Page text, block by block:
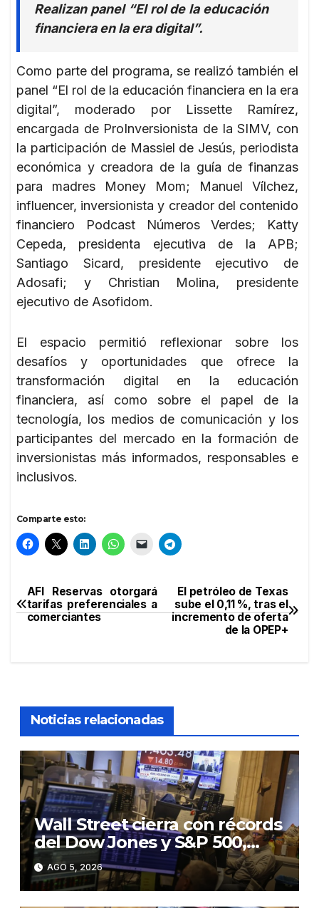
Realizan panel “El rol de la educación
financiera en la era digital”.
Como parte del programa, se realizó también el
panel “El rol de la educación financiera en la era
digital”, moderado por Lissette Ramírez,
encargada de ProInversionista de la SIMV, con
la participación de Massiel de Jesús, periodista
económica y creadora de la guía de finanzas
para madres Money Mom; Manuel Vílchez,
influencer, inversionista y creador del contenido
financiero Podcast Números Verdes; Katty
Cepeda, presidenta ejecutiva de la APB;
Santiago Sicard, presidente ejecutivo de
Adosafi; y Christian Molina, presidente
ejecutivo de Asofidom.
El espacio permitió reflexionar sobre los
desafíos y oportunidades que ofrece la
transformación digital en la educación
financiera, así como sobre el papel de la
tecnología, los medios de comunicación y los
participantes del mercado en la formación de
inversionistas más informados, responsables e
inclusivos.
Comparte esto:
Navegación
de
El petróleo de Texas
sube el 0,11 %, tras el
incremento de oferta
de la OPEP+
AFI Reservas otorgará
tarifas preferenciales a
comerciantes
Noticias relacionadas
Wall Street cierra con récords
del Dow Jones y S&P 500,
ante el optimismo por un
posible pacto para reabrir
Ormuz
AGO 5, 2026